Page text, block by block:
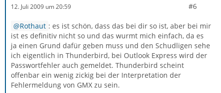
12. Juli 2009 um 20:59 #6
Rothaut : es ist schön, dass das bei dir so ist, aber bei mir
ist es definitiv nicht so und das wurmt mich einfach, da es
ja einen Grund dafür geben muss und den Schudligen sehe
ich eigentlich in Thunderbird, bei Outlook Express wird der
Passwortfehler auch gemeldet. Thunderbird scheint
offenbar ein wenig zickig bei der Interpretation der
Fehlermeldung von GMX zu sein.